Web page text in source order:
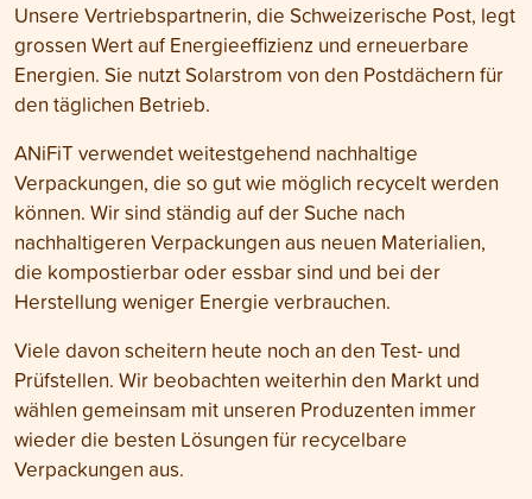
Unsere Vertriebspartnerin, die Schweizerische Post, legt
grossen Wert auf Energieeffizienz und erneuerbare
Energien. Sie nutzt Solarstrom von den Postdächern für
den täglichen Betrieb.
ANiFiT verwendet weitestgehend nachhaltige
Verpackungen, die so gut wie möglich recycelt werden
können. Wir sind ständig auf der Suche nach
nachhaltigeren Verpackungen aus neuen Materialien,
die kompostierbar oder essbar sind und bei der
Herstellung weniger Energie verbrauchen.
Viele davon scheitern heute noch an den Test- und
Prüfstellen. Wir beobachten weiterhin den Markt und
wählen gemeinsam mit unseren Produzenten immer
wieder die besten Lösungen für recycelbare
Verpackungen aus.